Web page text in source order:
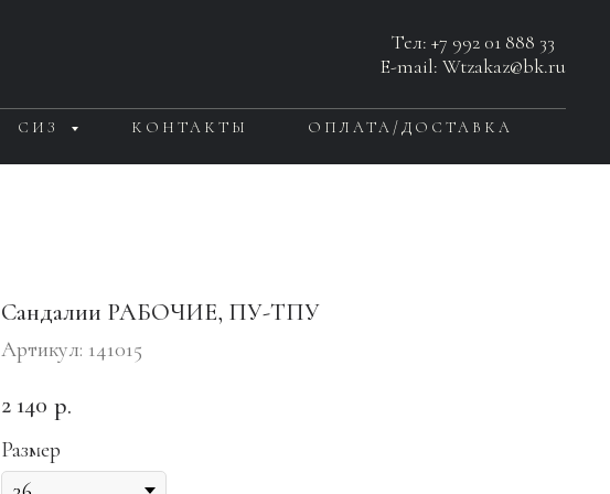
Тел: +7 992 01 888 33
E-mail: Wtzakaz@bk.ru
СИЗ КОНТАКТЫ
ОПЛАТА/ДОСТАВКА
Сандалии РАБОЧИЕ, ПУ-ТПУ
Артикул: 141015
2 140 р.
Размер